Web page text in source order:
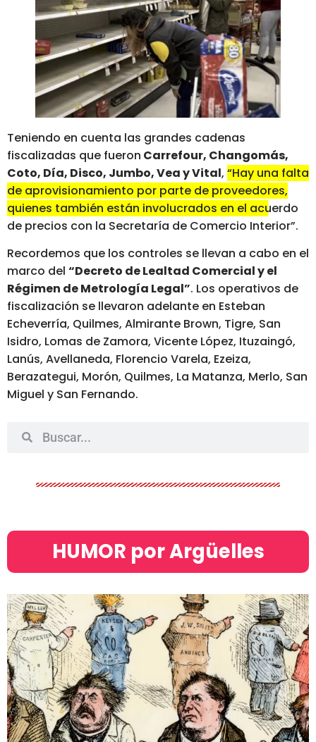
Teniendo en cuenta las grandes cadenas
fiscalizadas que fueron Carrefour, Changomás,
Coto, Día, Disco, Jumbo, Vea y Vital, “Hay una falta
de aprovisionamiento por parte de proveedores,
quienes también están involucrados en el acuerdo
de precios con la Secretaría de Comercio Interior”.
Recordemos que los controles se llevan a cabo en el
marco del “Decreto de Lealtad Comercial y el
Régimen de Metrología Legal”. Los operativos de
fiscalización se llevaron adelante en Esteban
Echeverría, Quilmes, Almirante Brown, Tigre, San
Isidro, Lomas de Zamora, Vicente López, Ituzaingó,
Lanús, Avellaneda, Florencio Varela, Ezeiza,
Berazategui, Morón, Quilmes, La Matanza, Merlo, San
Miguel y San Fernando.
HUMOR por Argüelles​